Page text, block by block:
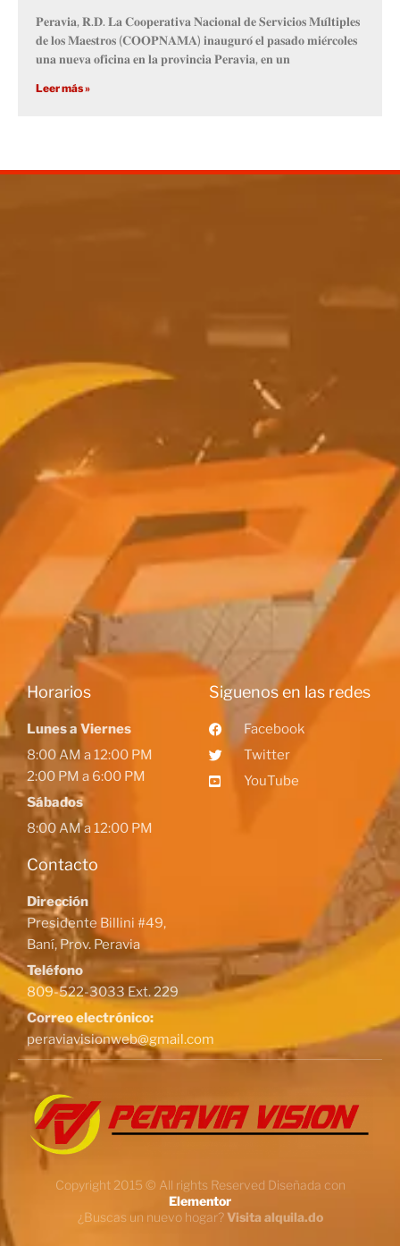
𝐏𝐞𝐫𝐚𝐯𝐢𝐚, 𝐑.𝐃. 𝐋𝐚 𝐂𝐨𝐨𝐩𝐞𝐫𝐚𝐭𝐢𝐯𝐚 𝐍𝐚𝐜𝐢𝐨𝐧𝐚𝐥 𝐝𝐞 𝐒𝐞𝐫𝐯𝐢𝐜𝐢𝐨𝐬 𝐌𝐮́𝐥𝐭𝐢𝐩𝐥𝐞𝐬
𝐝𝐞 𝐥𝐨𝐬 𝐌𝐚𝐞𝐬𝐭𝐫𝐨𝐬 (𝐂𝐎𝐎𝐏𝐍𝐀𝐌𝐀) 𝐢𝐧𝐚𝐮𝐠𝐮𝐫𝐨́ 𝐞𝐥 𝐩𝐚𝐬𝐚𝐝𝐨 𝐦𝐢𝐞́𝐫𝐜𝐨𝐥𝐞𝐬
𝐮𝐧𝐚 𝐧𝐮𝐞𝐯𝐚 𝐨𝐟𝐢𝐜𝐢𝐧𝐚 𝐞𝐧 𝐥𝐚 𝐩𝐫𝐨𝐯𝐢𝐧𝐜𝐢𝐚 𝐏𝐞𝐫𝐚𝐯𝐢𝐚, 𝐞𝐧 𝐮𝐧
Leer más »
Horarios
Lunes a Viernes
8:00 AM a 12:00 PM
2:00 PM a 6:00 PM
Sábados
8:00 AM a 12:00 PM
Contacto
Dirección
Presidente Billini #49,
Baní, Prov. Peravia
Teléfono
809-522-3033 Ext. 229
Correo electrónico:
peraviavisionweb@gmail.com
Siguenos en las redes
Facebook
Twitter
YouTube
Copyright 2015 © All rights Reserved Diseñada con
Elementor
¿Buscas un nuevo hogar?Visita alquila.do